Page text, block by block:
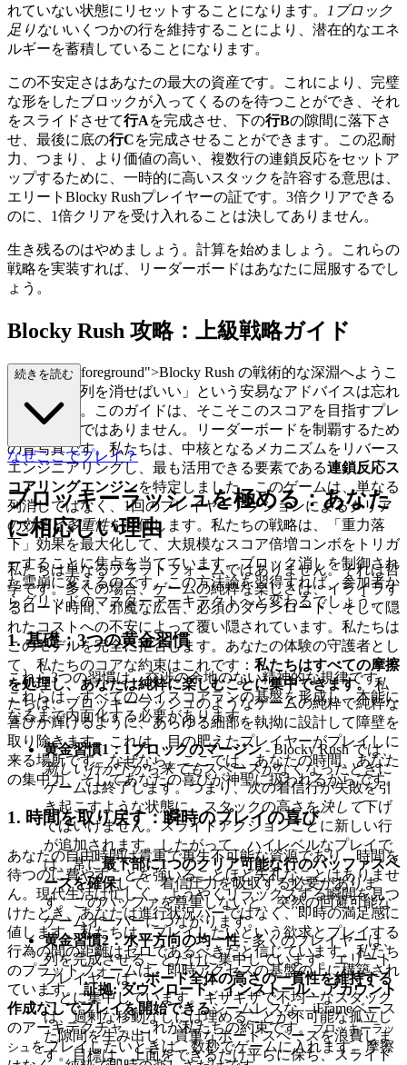
れていない状態にリセットすることになります。
1ブロック
足りないいくつかの行を維持することにより、潜在的なエネ
ルギーを蓄積していることになります。
この不安定さはあなたの最大の資産です。これにより、完璧
な形をしたブロックが入ってくるのを待つことができ、それ
をスライドさせて行Aを完成させ、下の行Bの隙間に落下さ
せ、最後に底の行Cを完成させることができます。この忍耐
力、つまり、より価値の高い、複数行の連鎖反応をセットア
ップするために、一時的に高いスタックを許容する意思は、
エリートBlocky Rushプレイヤーの証です。3倍クリアできる
のに、1倍クリアを受け入れることは決してありません。
生き残るのはやめましょう。計算を始めましょう。これらの
戦略を実装すれば、リーダーボードはあなたに屈服するでし
ょう。
Blocky Rush 攻略：上級戦略ガイド
="mb-4 text-foreground">Blocky Rush の戦術的な深淵へようこ
そ。「ただ列を消せばいい」という安易なアドバイスは忘れ
てください。このガイドは、そこそこのスコアを目指すプレ
イヤー向けではありません。リーダーボードを制覇するため
の青写真です。私たちは、中核となるメカニズムをリバース
エンジニアリングし、最も活用できる要素である連鎖反応ス
コアリングエンジンを特定しました。このゲームは、単なる
列消しではなく、1回のプレイヤーアクションによるクリア
の効率と多重性を評価します。私たちの戦略は、「重力落
下」効果を最大化して、大規模なスコア倍増コンボをトリガ
ーすることに焦点を当てています。ブロック消しを制御され
た雪崩に変えるのです。この方法論を習得すれば、参加者か
らグリッドのマスターアーキテクトへと変わるでしょう。
1. 基礎：3つの黄金習慣
これら3つの習慣は、交渉の余地のない精神的な規律です。
これらは、すべてのハイスコアランの基盤を形成し、本能に
なるまで内面化する必要があります。
黄金習慣1：1ブロックのマージン- Blocky Rush では、
新しい行が下から来てもスペースがなくなったときに
ゲームは終了します。つまり、次の着信行が失敗を引
き起こすような状態に、スタックの高さを決して下げ
てはいけません。スライドアクションごとに新しい行
が追加されます。したがって、ハイレベルなプレイで
は、常に最下部に1つのクリア可能な行のバッファスペ
ースを確保して、着信圧力を吸収する必要がありま
す。このバッファを尊重しないと、突然の回避可能な
ゲームオーバーにつながります。
黄金習慣2：水平方向の均一性- 多くのプレイヤーは、
列を完成させることだけに集中しています。エリート
プレイヤーは、ボード全体の高さの一貫性を維持する
ことに集中しています。ギザギザで不均一なスタック
は、過剰な移動なしには埋めることが不可能な孤立し
た隙間を生み出し、貴重なボードスペースを浪費しま
す。目標は、上面をできるだけ平らに保ち、スライド
続きを読む
なぜここでプレイ？
ブロッキーラッシュを極める：あなた
に相応しい理由
私たちは単なるプラットフォームではありません。それは哲
学です。多くの場合、ゲームの純粋な楽しさは、イライラす
るロード時間、邪魔な広告、必須のダウンロード、そして隠
れたコストへの不安によって覆い隠されています。私たちは
このモデルを完全に拒否します。あなたの体験の守護者とし
て、私たちのコアな約束はこれです： 私たちはすべての摩擦
を処理し、あなたは純粋に楽しむことに集中できます。私
たちは、ブロッキーラッシュのようなゲームの純粋で純粋な
喜びが輝けるように、あらゆる細部を執拗に設計して障壁を
取り除きます。これは、目の肥えたプレイヤーがプレイしに
来る場所です。なぜなら、ここでは、あなたの時間、あなた
の集中力、そしてあなたの喜びが神聖に扱われるからです。
1. 時間を取り戻す：瞬時のプレイの喜び
あなたの自由時間は貴重で再生不可能な資源であり、時間を
待つのに費やすことを強いることほど失礼なことはありませ
ん。現代生活は忙しく、ようやくリラックスする瞬間を見つ
けたとき、あなたは進行状況バーではなく、即時の満足感に
値します。私たちは、プレイしたいという欲求とプレイする
行為の間の距離はゼロであるべきだと信じています。私たち
のプラットフォームは、即時アクセスの基盤の上に構築され
ています。証拠: ダウンロード、インストール、アカウント
作成なしでプレイを開始できるシームレスな、iFrameベース
のアーキテクチャ。これが私たちの約束です。 ブロッキーラッ
シュ をプレイしたいときは、数秒でゲームに入れます。摩擦